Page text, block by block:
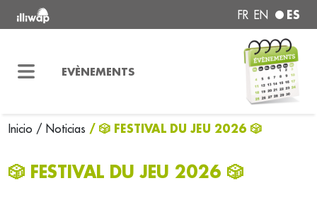
FR EN ES
EVÈNEMENTS
Inicio / Noticias / 🎲 FESTIVAL DU JEU 2026 🎲
🎲 FESTIVAL DU JEU 2026 🎲